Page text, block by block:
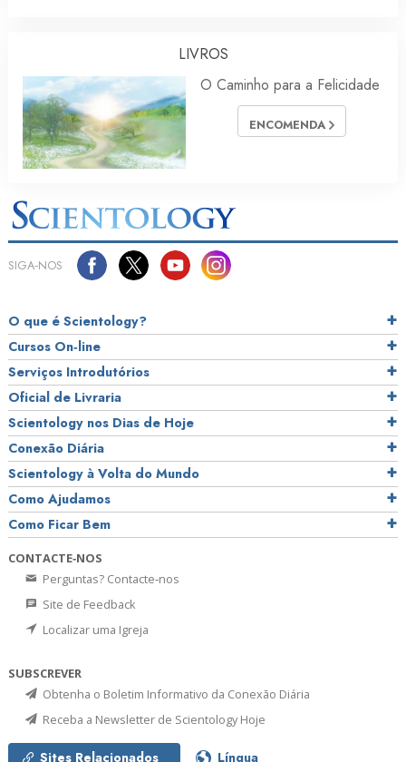
LIVROS
O Caminho para a Felicidade
ENCOMENDA
SIGA‑NOS
O que é Scientology?
Cursos On‑line
Serviços Introdutórios
Oficial de Livraria
Scientology nos Dias de Hoje
Conexão Diária
Scientology à Volta do Mundo
Como Ajudamos
Como Ficar Bem
CONTACTE‑NOS
Perguntas? Contacte‑nos
Site de Feedback
Localizar uma Igreja
SUBSCREVER
Obtenha o Boletim Informativo da Conexão Diária
Receba a Newsletter de Scientology Hoje
Sites Relacionados Língua